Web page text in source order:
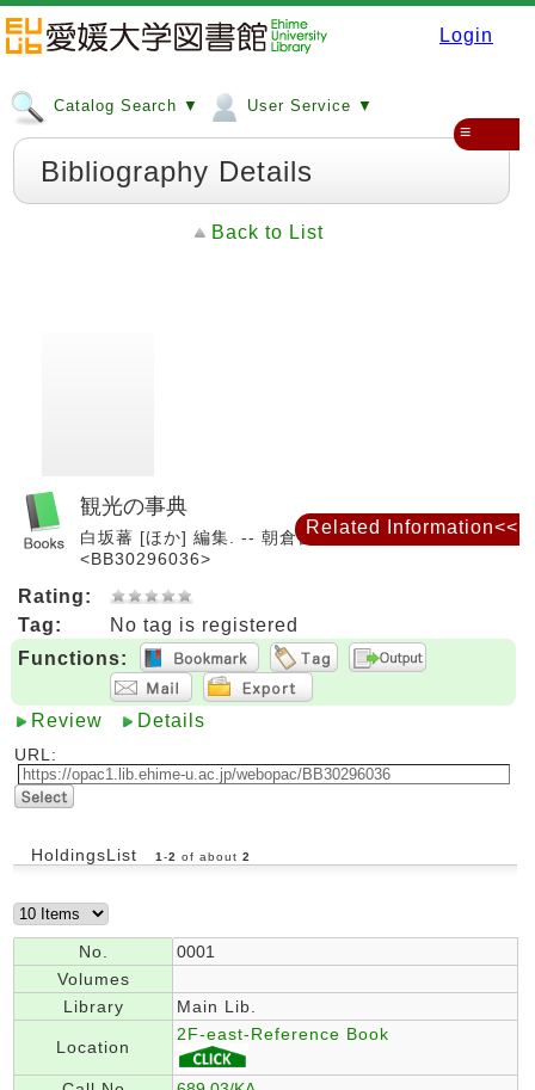
Login
Catalog Search ▼ User Service ▼
≡
Bibliography Details
Back to List
観光の事典
白坂蕃 [ほか] 編集. -- 朝倉書店, 2019.
<BB30296036>
Rating:
Tag:
No tag is registered
Functions:
Review Details
URL:
HoldingsList 1 -2 of about 2
No.
0001
Volumes
Library
Main Lib.
Location
2F-east-Reference Book
Related Information<<